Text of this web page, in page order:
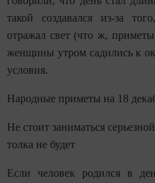
такой создавался из-за
отражал свет (что ж,
женщины утром садились к
условия.
Народные приметы на 18
Не стоит заниматься
толка не будет
Если человек родился в